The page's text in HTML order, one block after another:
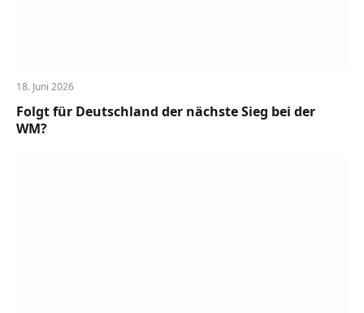
18. Juni 2026
Folgt für Deutschland der nächste Sieg bei der
WM?